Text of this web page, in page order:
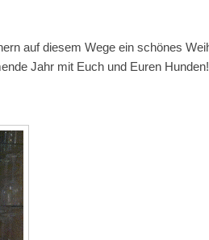
auf diesem Wege ein schönes
Jahr mit Euch und Euren Hunden!